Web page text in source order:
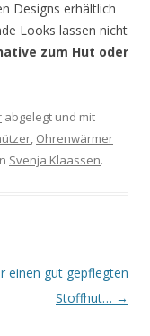
Designs erhältlich
Looks lassen nicht
zum Hut oder
abgelegt und mit
, Ohrenwärmer
Svenja Klaassen.
einen gut gepflegten
Stoffhut… →